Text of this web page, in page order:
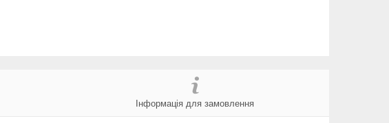
Інформація для замовлення